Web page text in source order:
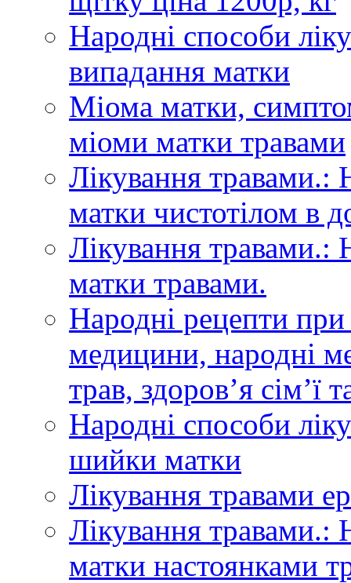
Народні способи
випадання матки
Міома матки,
міоми матки травами
Лікування травами.:
матки чистотілом в
Лікування травами.:
матки травами.
Народні рецепти
медицини, народні
трав, здоров’я сім’ї
Народні способи
шийки матки
Лікування травами
Лікування травами.:
матки настоянками